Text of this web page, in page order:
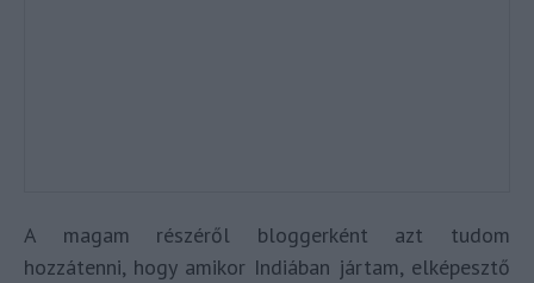
A magam részéről bloggerként azt tudom
hozzátenni, hogy amikor Indiában jártam, elképesztő